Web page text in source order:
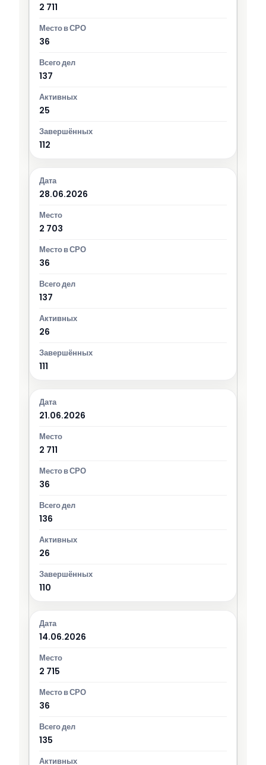
2 711
36
137
25
112
28.06.2026
2 703
36
137
26
111
21.06.2026
2 711
36
136
26
110
14.06.2026
2 715
36
135